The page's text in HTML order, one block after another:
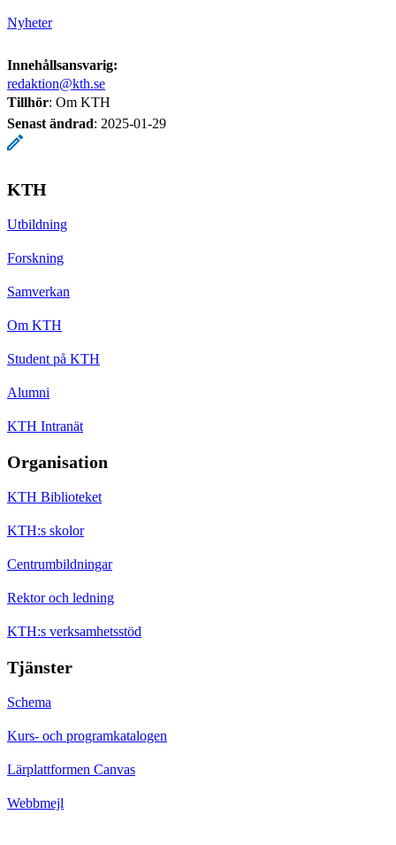
Nyheter
Innehållsansvarig:
redaktion@kth.se
Tillhör: Om KTH
Senast ändrad: 2025-01-29
KTH
Utbildning
Forskning
Samverkan
Om KTH
Student på KTH
Alumni
KTH Intranät
Organisation
KTH Biblioteket
KTH:s skolor
Centrumbildningar
Rektor och ledning
KTH:s verksamhetsstöd
Tjänster
Schema
Kurs- och programkatalogen
Lärplattformen Canvas
Webbmejl